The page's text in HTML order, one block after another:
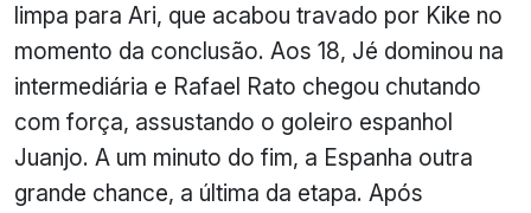
limpa para Ari, que acabou travado por Kike no
momento da conclusão. Aos 18, Jé dominou na
intermediária e Rafael Rato chegou chutando
com força, assustando o goleiro espanhol
Juanjo. A um minuto do fim, a Espanha outra
grande chance, a última da etapa. Após